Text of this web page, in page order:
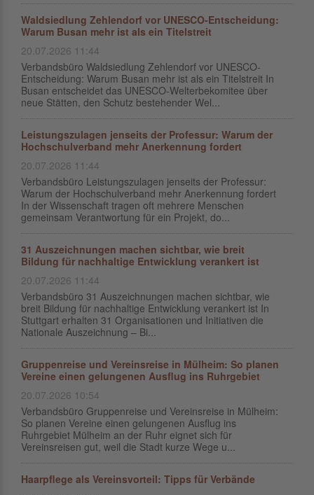
Waldsiedlung Zehlendorf vor UNESCO-Entscheidung:
Warum Busan mehr ist als ein Titelstreit
20.07.2026 11:44
Verbandsbüro Waldsiedlung Zehlendorf vor UNESCO-
Entscheidung: Warum Busan mehr ist als ein Titelstreit In
Busan entscheidet das UNESCO-Welterbekomitee über
neue Stätten, den Schutz bestehender Wel...
Leistungszulagen jenseits der Professur: Warum der
Hochschulverband mehr Anerkennung fordert
20.07.2026 11:44
Verbandsbüro Leistungszulagen jenseits der Professur:
Warum der Hochschulverband mehr Anerkennung fordert
In der Wissenschaft tragen oft mehrere Menschen
gemeinsam Verantwortung für ein Projekt, do...
31 Auszeichnungen machen sichtbar, wie breit
Bildung für nachhaltige Entwicklung verankert ist
20.07.2026 11:44
Verbandsbüro 31 Auszeichnungen machen sichtbar, wie
breit Bildung für nachhaltige Entwicklung verankert ist In
Stuttgart erhalten 31 Organisationen und Initiativen die
Nationale Auszeichnung – Bi...
Gruppenreise und Vereinsreise in Mülheim: So planen
Vereine einen gelungenen Ausflug ins Ruhrgebiet
20.07.2026 10:54
Verbandsbüro Gruppenreise und Vereinsreise in Mülheim:
So planen Vereine einen gelungenen Ausflug ins
Ruhrgebiet Mülheim an der Ruhr eignet sich für
Vereinsreisen gut, weil die Stadt kurze Wege u...
Haarpflege als Vereinsvorteil: Tipps für Verbände